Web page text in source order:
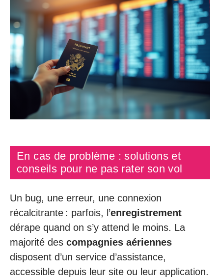
En cas de problème : solutions et
conseils pour ne pas rater son vol
Un bug, une erreur, une connexion
récalcitrante : parfois, l’enregistrement
dérape quand on s’y attend le moins. La
majorité des compagnies aériennes
disposent d’un service d’assistance,
accessible depuis leur site ou leur application.